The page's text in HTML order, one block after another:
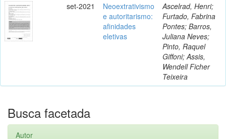
set-2021
Neoextrativismo
e autoritarismo:
afinidades
eletivas
Ascelrad, Henri;
Furtado, Fabrina
Pontes; Barros,
Juliana Neves;
Pinto, Raquel
Giffoni; Assis,
Wendell Ficher
Teixeira
Busca facetada
Autor